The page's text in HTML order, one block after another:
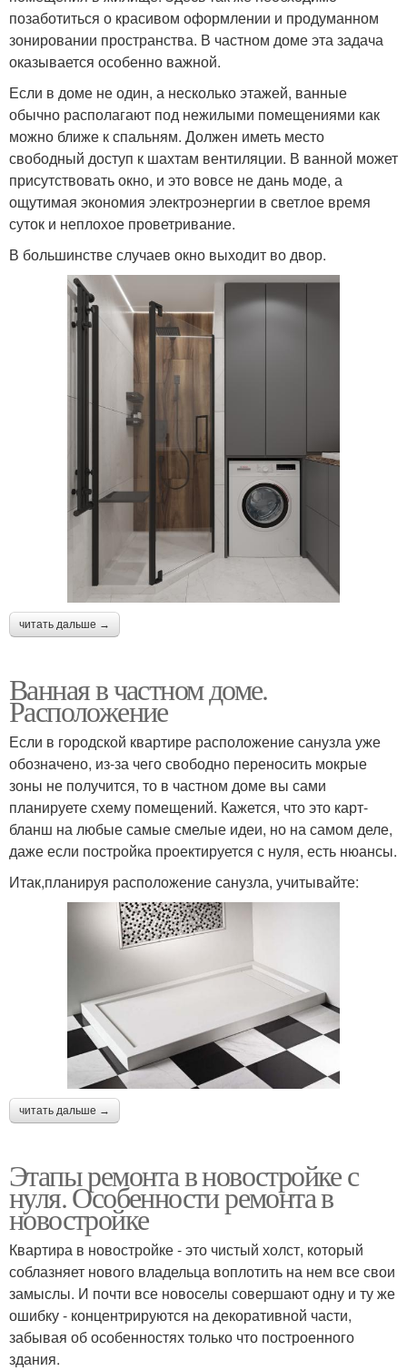
позаботиться о красивом оформлении и продуманном
зонировании пространства. В частном доме эта задача
оказывается особенно важной.
Если в доме не один, а несколько этажей, ванные
обычно располагают под нежилыми помещениями как
можно ближе к спальням. Должен иметь место
свободный доступ к шахтам вентиляции. В ванной может
присутствовать окно, и это вовсе не дань моде, а
ощутимая экономия электроэнергии в светлое время
суток и неплохое проветривание.
В большинстве случаев окно выходит во двор.
читать дальше →
Ванная в частном доме.
Расположение
Если в городской квартире расположение санузла уже
обозначено, из-за чего свободно переносить мокрые
зоны не получится, то в частном доме вы сами
планируете схему помещений. Кажется, что это карт-
бланш на любые самые смелые идеи, но на самом деле,
даже если постройка проектируется с нуля, есть нюансы.
Итак,планируя расположение санузла, учитывайте:
читать дальше →
Этапы ремонта в новостройке с
нуля. Особенности ремонта в
новостройке
Квартира в новостройке - это чистый холст, который
соблазняет нового владельца воплотить на нем все свои
замыслы. И почти все новоселы совершают одну и ту же
ошибку - концентрируются на декоративной части,
забывая об особенностях только что построенного
здания.